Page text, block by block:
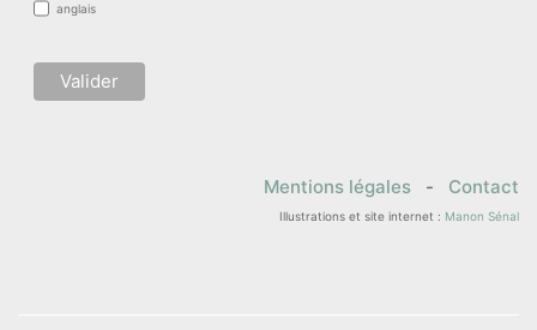
anglais
Mentions légales - Contact
Illustrations et site internet : Manon Sénal